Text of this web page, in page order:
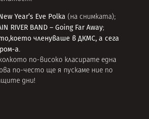
Year’s Eve Polka (на снимката);
RIVER BAND – Going Far Away;
членуваше в ДКМС, а сега
а.
по-високо класирате една
по-често ще я пускаме ние по
дни!